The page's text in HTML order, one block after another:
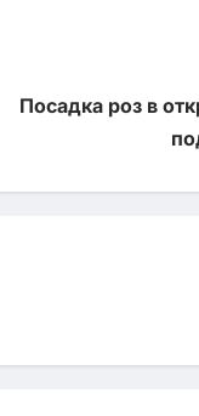
Посадка роз в